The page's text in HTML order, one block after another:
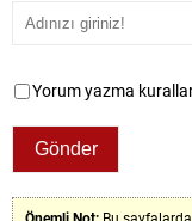
Yorum yazma